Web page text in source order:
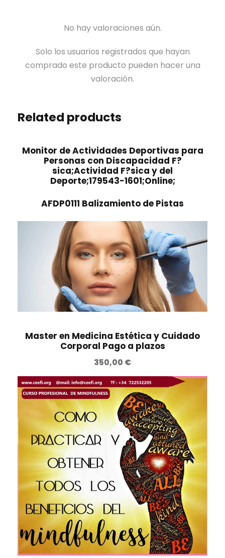
No hay valoraciones aún.
Solo los usuarios registrados que hayan
comprado este producto pueden hacer una
valoración.
Related products
Monitor de Actividades Deportivas para
Personas con Discapacidad F?
sica;Actividad F?sica y del
Deporte;179543-1601;Online;
AFDP0111 Balizamiento de Pistas
Master en Medicina Estética y Cuidado
Corporal Pago a plazos
350,00 €